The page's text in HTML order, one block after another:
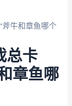
斧牛和章鱼哪个
总卡
章鱼哪